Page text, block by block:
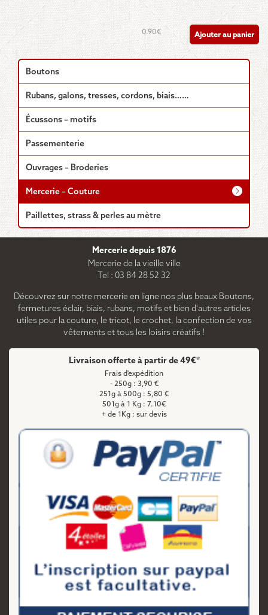
0.90€ Ajouter au panier
Boutons
Rubans, galons, tresses, cordons, biais……
Écussons – motifs
Passementerie
Ouvrages – Broderies
Mercerie – Couture
Paillettes, strass & perles au mètre
Mercerie depuis 1876
Mercerie de la vieille ville
Tel : 03 84 28 52 32
Découvrez sur notre mercerie en ligne nos plus beaux Boutons,
fermetures éclair, biais, rubans, motifs et bien d'autres articles
utiles pour la couture, le tricot, le crochet, la confection de vos
vêtements et tous les loisirs créatifs !
Livraison offerte à partir de 49€*
Frais d'expédition
- 250g : 3,90 €
251g à 500g : 5,80 €
501g à 1 Kg : 7.10€
+ de 1Kg : sur devis